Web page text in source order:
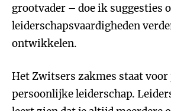
grootvader – doe ik suggesties
leiderschapsvaardigheden
ontwikkelen.
Het Zwitsers zakmes staat
persoonlijke leiderschap.